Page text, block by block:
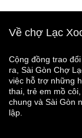
Về chợ Lạc
Cộng đồng trao
ra, Sài Gòn Chợ
việc hỗ trợ những
thai, trẻ em mồ
chung và Sài Gòn
lập.